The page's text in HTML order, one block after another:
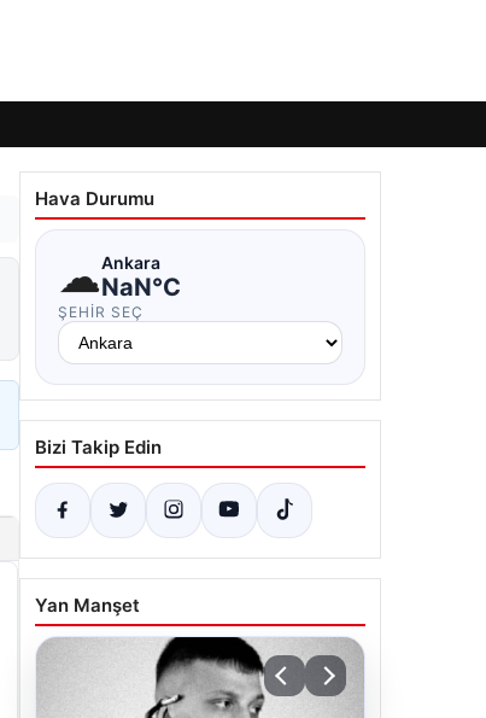
Hava Durumu
☁Ankara
NaN°C
ŞEHIR SEÇ
Bizi Takip Edin
Yan Manşet